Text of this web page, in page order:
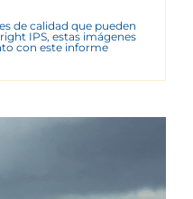
de calidad que pueden
IPS, estas imágenes
con este informe